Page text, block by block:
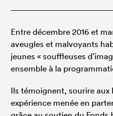
Entre décembre 2016 et
aveugles et malvoyants
jeunes « souffleuses
ensemble à la
Ils témoignent, sourire aux
expérience menée en